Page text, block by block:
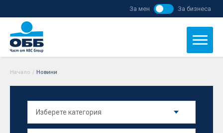
За мен За бизнеса
Начало / Новини